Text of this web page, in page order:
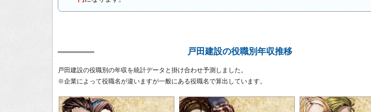
戸田建設の役職別年収推移
戸田建設の役職別の年収を統計データと掛け合わせ予測しました。
※企業によって役職名が違いますが一般にある役職名で算出しています。